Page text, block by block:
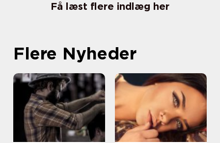
Få læst flere indlæg her
Flere Nyheder